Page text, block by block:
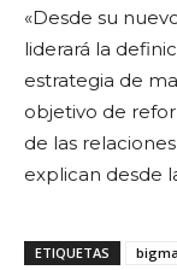
«Desde su
liderará la
estrategia de
objetivo de
de las
explican desde
ETIQUETAS